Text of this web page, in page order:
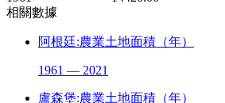
相關數據
阿根廷:農業土地面積（年）
1961 — 2021
盧森堡:農業土地面積（年）